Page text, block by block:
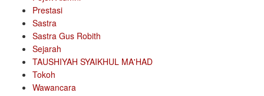
Prestasi
Sastra
Sastra Gus Robith
Sejarah
TAUSHIYAH SYAIKHUL MA'HAD
Tokoh
Wawancara